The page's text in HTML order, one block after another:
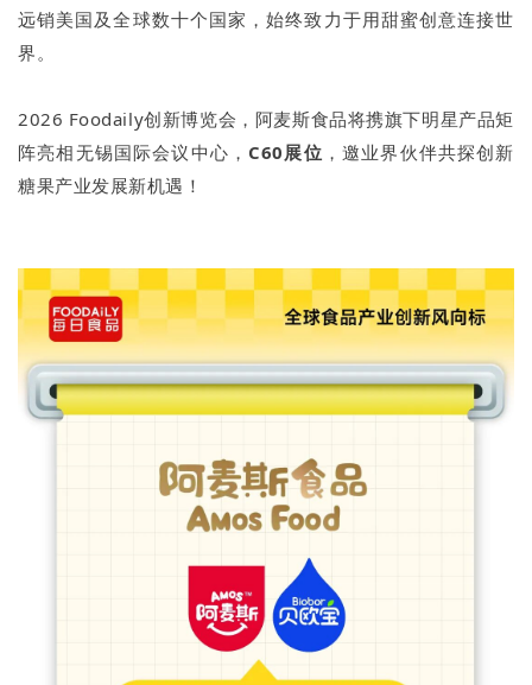
远销美国及全球数十个国家，始终致力于用甜蜜创意连接世
界。
2026 Foodaily创新博览会，阿麦斯食品将携旗下明星产品矩
阵亮相无锡国际会议中心， C60展位 ，邀业界伙伴共探创新
糖果产业发展新机遇！